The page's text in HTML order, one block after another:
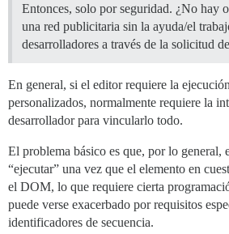
Entonces, solo por seguridad. ¿No hay
una red publicitaria sin la ayuda/el
desarrolladores a través de la solicitud
En general, si el editor requiere la
personalizados, normalmente requiere la
desarrollador para vincularlo todo.
El problema básico es que, por lo general,
“ejecutar” una vez que el elemento en
el DOM, lo que requiere cierta
puede verse exacerbado por requisitos
identificadores de secuencia.